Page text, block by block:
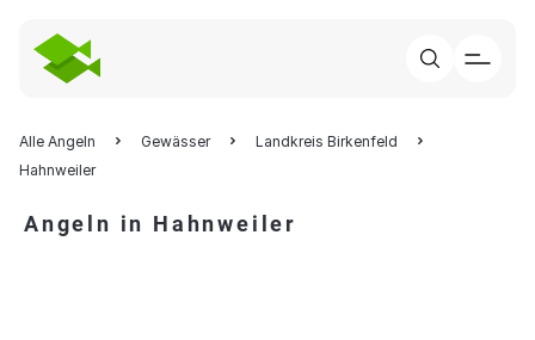
Alle Angeln Gewässer
Landkreis Birkenfeld
Hahnweiler
Angeln in Hahnweiler